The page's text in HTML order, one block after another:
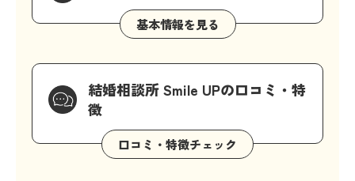
結婚相談所 Smile UPの口コミ・特
徴